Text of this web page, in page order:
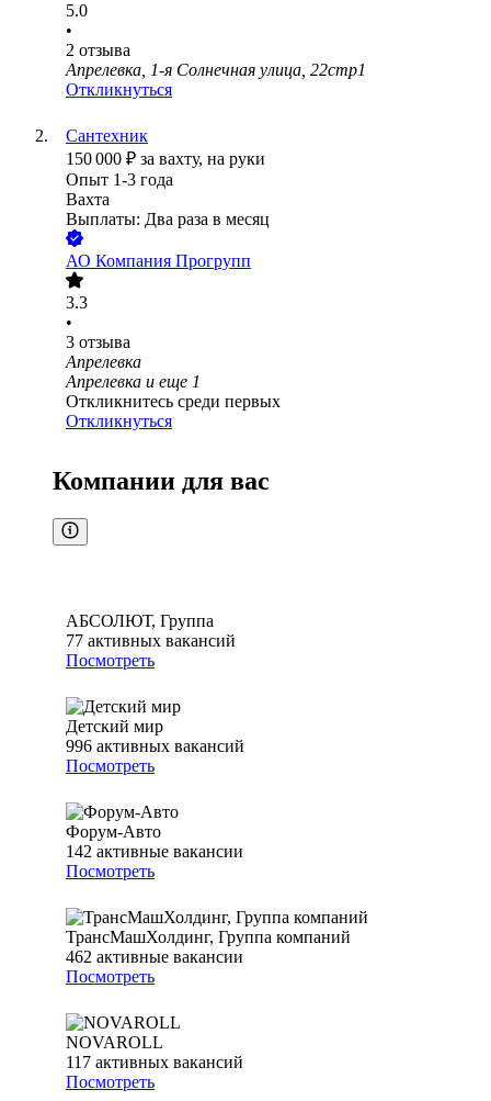
5.0
•
2 отзыва
Апрелевка, 1-я Солнечная улица, 22стр1
Откликнуться
Сантехник
150 000 ₽ за вахту, на руки
Опыт 1-3 года
Вахта
Выплаты: Два раза в месяц
АО Компания Прогрупп
3.3
•
3 отзыва
Апрелевка
Апрелевка и еще 1
Откликнитесь среди первых
Откликнуться
Компании для вас
АБСОЛЮТ, Группа
77 активных вакансий
Посмотреть
Детский мир
996 активных вакансий
Посмотреть
Форум-Авто
142 активные вакансии
Посмотреть
ТрансМашХолдинг, Группа компаний
462 активные вакансии
Посмотреть
NOVAROLL
117 активных вакансий
Посмотреть